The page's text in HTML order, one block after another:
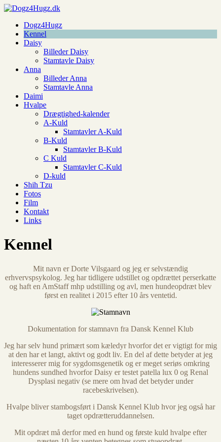
Dogz4Hugz
Kennel
Daisy
Billeder Daisy
Stamtavle Daisy
Anna
Billeder Anna
Stamtavle Anna
Daimi
Hvalpe
Drægtighed-kalender
A-Kuld
Stamtavler A-Kuld
B-Kuld
Stamtavler B-Kuld
C Kuld
Stamtavler C-Kuld
D-kuld
Shih Tzu
Fotos
Film
Kontakt
Links
Kennel
Mit navn er Dorte Vilsgaard og jeg er selvstændig
erhvervspsykolog. Jeg har tidligere udstillet og opdrættet perserkatte
og haft en AmStaff mhp udstilling og avl, men hundeopdræt blev
først en realitet i 2015 efter 10 års ventetid.
Dokumentation for stamnavn fra Dansk Kennel Klub
Jeg har selv hund primært som kæledyr hvorfor det er vigtigt for mig
at den har et langt, aktivt og godt liv. En del af dette betyder at jeg
interesserer mig for sygdomsgenetik og er meget seriøs omkring
hundens sundhed hvorfor Daisy er testet patella lux 0 og Renal
Dysplasi negativ (se mere om hvad det betyder under
racebeskrivelsen).
Hvalpe bliver stambogsført i Dansk Kennel Klub hvor jeg også har
taget opdrætteruddannelsen.
Mit opdræt må derfor med en hund og første kuld hvalpe efter